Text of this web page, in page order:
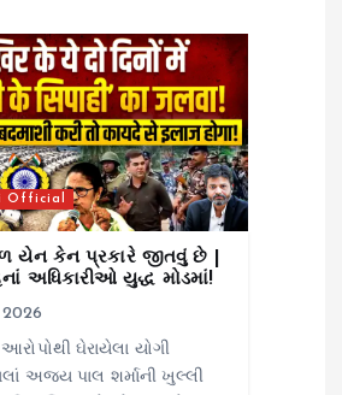
Official
યેન કેન પ્રકારે જીતવું છે |
અધિકારીઓ યુદ્ધ મોડમાં!
આરોપોથી ઘેરાયેલા યોગી
અજય પાલ શર્માની ખુલ્લી